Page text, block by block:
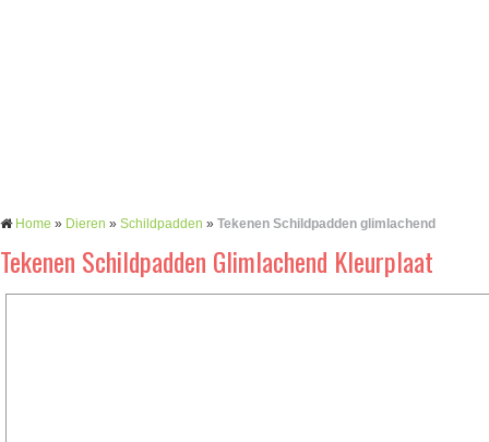
Home » Dieren » Schildpadden » Tekenen Schildpadden glimlachend
Tekenen Schildpadden Glimlachend Kleurplaat